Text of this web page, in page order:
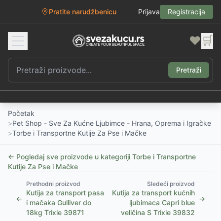
Pratite narudžbenicu Prijava Registracija
❤️ 🛒
Pretraži
Početak
>Pet Shop - Sve Za Kućne Ljubimce - Hrana, Oprema i Igračke
>Torbe i Transportne Kutije Za Pse i Mačke
← Pogledaj sve proizvode u kategoriji Torbe i Transportne
Kutije Za Pse i Mačke
←
Prethodni proizvod
Kutija za transport pasa
i mačaka Gulliver do
18kg Trixie 39871
Sledeći proizvod
Kutija za transport kućnih
ljubimaca Capri blue
veličina S Trixie 39832
→